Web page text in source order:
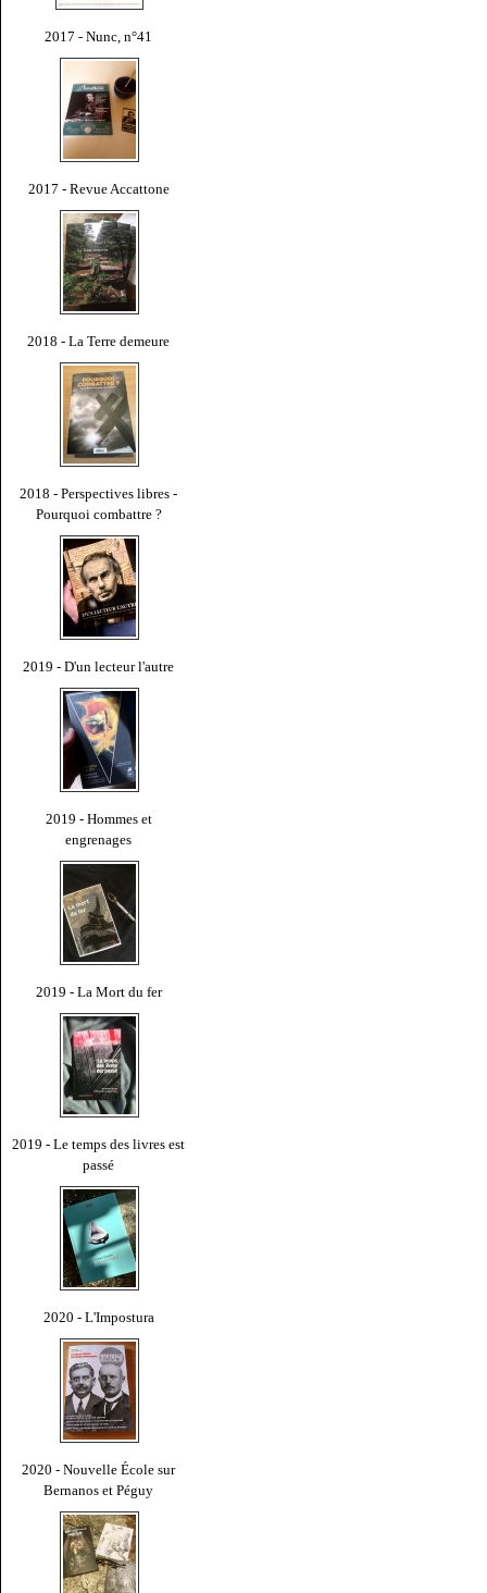
2017 - Nunc, n°41
2017 - Revue Accattone
2018 - La Terre demeure
2018 - Perspectives libres -
Pourquoi combattre ?
2019 - D'un lecteur l'autre
2019 - Hommes et
engrenages
2019 - La Mort du fer
2019 - Le temps des livres est
passé
2020 - L'Impostura
2020 - Nouvelle École sur
Bernanos et Péguy